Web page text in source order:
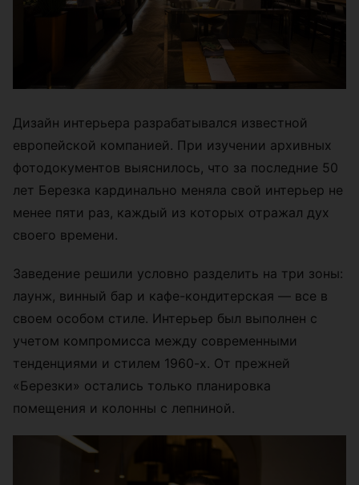
Дизайн интерьера разрабатывался известной
европейской компанией. При изучении архивных
фотодокументов выяснилось, что за последние 50
лет Березка кардинально меняла свой интерьер не
менее пяти раз, каждый из которых отражал дух
своего времени.
Заведение решили условно разделить на три зоны:
лаунж, винный бар и кафе-кондитерская — все в
своем особом стиле. Интерьер был выполнен с
учетом компромисса между современными
тенденциями и стилем 1960-х. От прежней
«Березки» остались только планировка
помещения и колонны с лепниной.